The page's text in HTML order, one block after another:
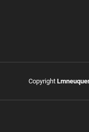
Copyright